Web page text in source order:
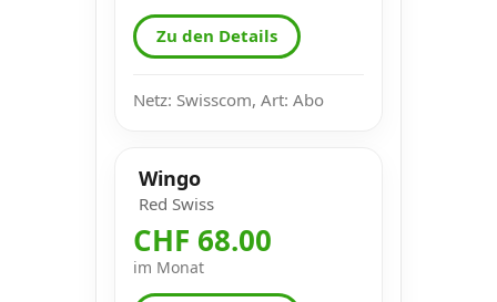
Zu den Details
Netz: Swisscom, Art: Abo
Wingo
Red Swiss
CHF 68.00
im Monat